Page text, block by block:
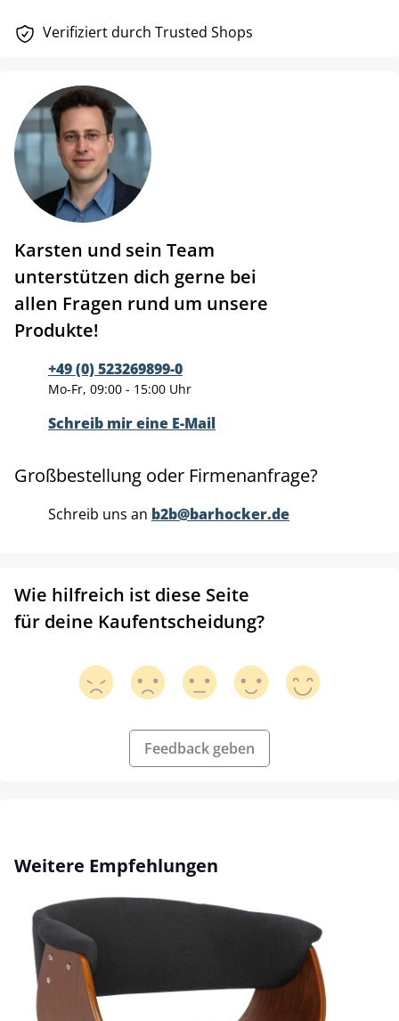
Verifiziert durch Trusted Shops
Karsten und sein Team
unterstützen dich gerne bei
allen Fragen rund um unsere
Produkte!
+49 (0) 523269899-0
Mo-Fr, 09:00 - 15:00 Uhr
Schreib mir eine E-Mail
Großbestellung oder Firmenanfrage?
Schreib uns an b2b@barhocker.de
Wie hilfreich ist diese Seite
für deine Kaufentscheidung?
Feedback geben
Produktgalerie überspringen
Weitere Empfehlungen